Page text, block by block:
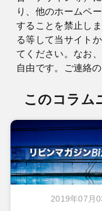
り、他のホームペ
することを禁止し
る等して当サイト
てください。なお
自由です。ご連絡
このコラム
2019年07月